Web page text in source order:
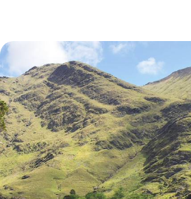
Le Connemara country chic - En
belles demeures dans l'Ouest
sauvage
De maison victorienne en manoir de
séjourner en adresses élégantes, au cœur
Connemara
5 jours, de CHF 1700 à CHF 2500